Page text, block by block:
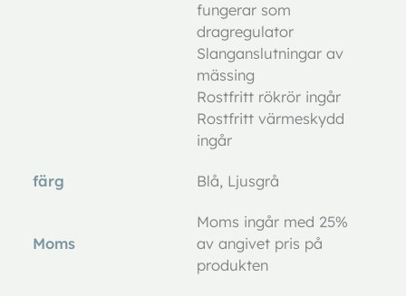
fungerar som
dragregulator
Slanganslutningar av
mässing
Rostfritt rökrör ingår
Rostfritt värmeskydd
ingår
färg Blå, Ljusgrå
Moms
Moms ingår med 25%
av angivet pris på
produkten